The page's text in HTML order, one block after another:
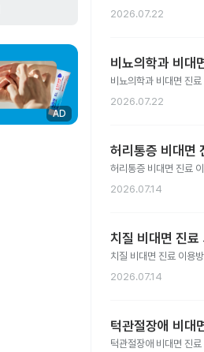
AD
2026.07.22
비뇨의학과 비
비뇨의학과 비대면 진
2026.07.22
허리통증 비대면
허리통증 비대면 진료
2026.07.14
치질 비대면 진
치질 비대면 진료 이용
2026.07.14
턱관절장애 비
턱관절장애 비대면 진